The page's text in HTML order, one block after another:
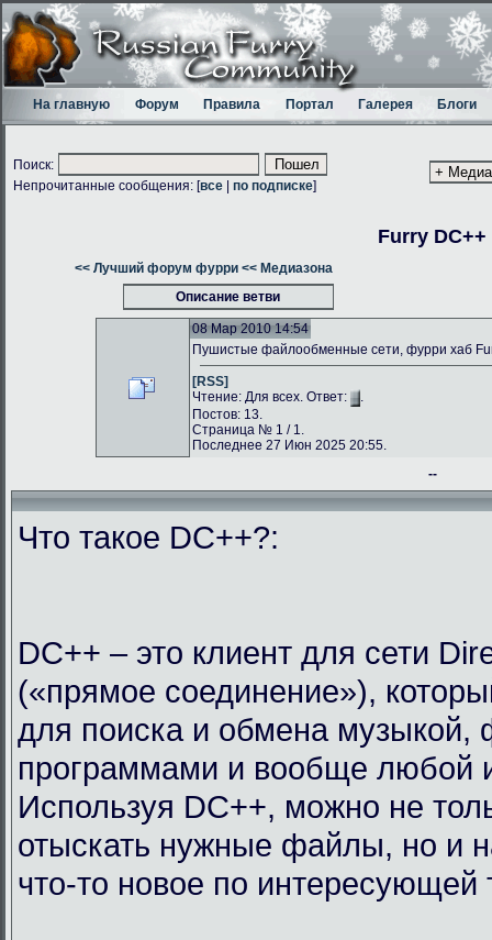
На главную Форум Правила Портал Галерея Блоги
Поиск:
Непрочитанные сообщения: [все по подписке]
Furry DC++
<< Лучший форум фурри << Медиазона
Описание ветви
08 Мар 2010 14:54
Пушистые файлообменные сети, фурри хаб
[RSS]
Чтение: Для всех. Ответ:
.
Постов: 13.
Страница № 1 / 1.
Последнее 27 Июн 2025 20:55.
--
Что такое DC++?:
DC++ – это клиент для сети
(«прямое соединение»),
для поиска и обмена
программами и вообще любой
Используя DC++, можно не
отыскать нужные файлы, но и
что-то новое по интересующей